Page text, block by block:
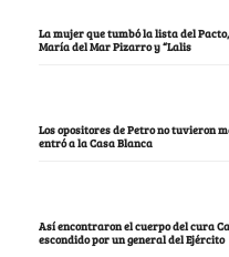
La mujer que tumbó la lista del
María del Mar Pizarro y “Lalis
Los opositores de Petro no tuvieron
entró a la Casa Blanca
Así encontraron el cuerpo del cura
escondido por un general del Ejército